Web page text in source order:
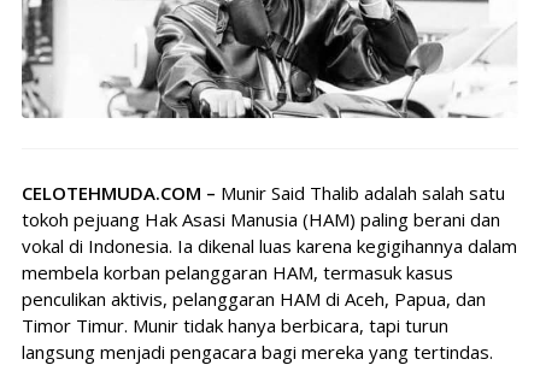
CELOTEHMUDA.COM – Munir Said Thalib adalah salah satu
tokoh pejuang Hak Asasi Manusia (HAM) paling berani dan
vokal di Indonesia. Ia dikenal luas karena kegigihannya dalam
membela korban pelanggaran HAM, termasuk kasus
penculikan aktivis, pelanggaran HAM di Aceh, Papua, dan
Timor Timur. Munir tidak hanya berbicara, tapi turun
langsung menjadi pengacara bagi mereka yang tertindas.